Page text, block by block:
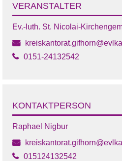
VERANSTALTER
Ev.-luth. St. Nicolai-
0151-24132542
KONTAKTPERSON
Raphael Nigbur
015124132542